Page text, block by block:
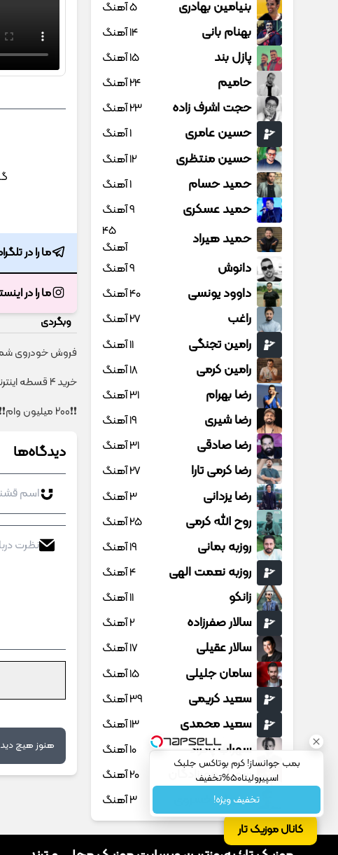
کانال موزیک تار
ما را در
ما را در
وبگردی
فروش خودروی شما
خرید 4 قسطه اینترنت پیشگامان ☎️ بدون نیاز به تلفن
❗❗200 میلیون وام❗❗ فقط با احراز هویت در آبان تتر
دیدگاه‌ها
هنوز هیچ
بنیامین بهادری 5 آهنگ
بهنام بانی 14 آهنگ
پازل بند 15 آهنگ
حامیم 24 آهنگ
حجت اشرف زاده 23 آهنگ
حسین عامری 1 آهنگ
حسین منتظری 12 آهنگ
حمید حسام 1 آهنگ
حمید عسکری 9 آهنگ
حمید هیراد
45
آهنگ
دانوش 9 آهنگ
داوود یونسی 40 آهنگ
راغب 27 آهنگ
رامین تجنگی 11 آهنگ
رامین کرمی 18 آهنگ
رضا بهرام 31 آهنگ
رضا شیری 19 آهنگ
رضا صادقی 31 آهنگ
رضا کرمی تارا 27 آهنگ
رضا یزدانی 3 آهنگ
روح الله کرمی 25 آهنگ
روزبه بمانی 19 آهنگ
روزبه نعمت الهی 4 آهنگ
زانکو 11 آهنگ
سالار صفرزاده 2 آهنگ
سالار عقیلی 17 آهنگ
سامان جلیلی 15 آهنگ
سعید کریمی 39 آهنگ
سعید محمدی 13 آهنگ
سهراب پاکزاد 10 آهنگ
سهیل مهرزادگان 20 آهنگ
سیروان خسروی 3 آهنگ
سینا پارسیان 13 آهنگ
سینا پرسیان 1 آهنگ
بمب جوانساز! کرم بوتاکس جلبک
اسپیرولینا50%تخفیف
تخفیف ویژه!